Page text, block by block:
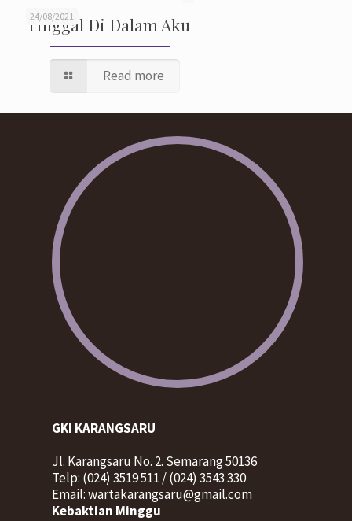
24/08/2021
Tinggal Di Dalam Aku
Read more
GKI KARANGSARU
Jl. Karangsaru No. 2. Semarang 50136
Telp: (024) 3519 511 / (024) 3543 330
Email: wartakarangsaru@gmail.com
Kebaktian Minggu